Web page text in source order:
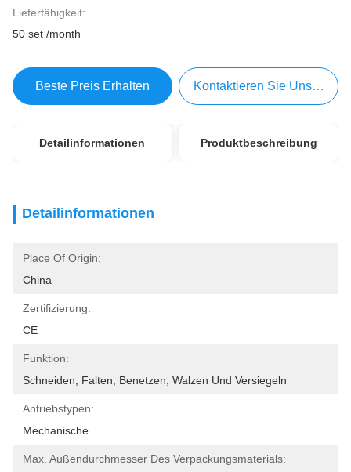
Lieferfähigkeit:
50 set /month
Beste Preis Erhalten Kontaktieren Sie Uns Jetzt
Detailinformationen Produktbeschreibung
Detailinformationen
Place Of Origin:
China
Zertifizierung:
CE
Funktion:
Schneiden, Falten, Benetzen, Walzen Und Versiegeln
Antriebstypen:
Mechanische
Max. Außendurchmesser Des Verpackungsmaterials: